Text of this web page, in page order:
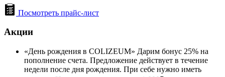
Посмотреть прайс-лист
Акции
«День рождения в COLIZEUM» Дарим бонус 25% на
пополнение счета. Предложение действует в течение
недели после дня рождения. При себе нужно иметь